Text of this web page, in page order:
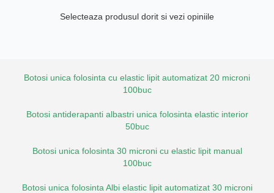
Selecteaza produsul dorit si vezi opiniile
Botosi unica folosinta cu elastic lipit automatizat 20 microni
100buc
Botosi antiderapanti albastri unica folosinta elastic interior
50buc
Botosi unica folosinta 30 microni cu elastic lipit manual
100buc
Botosi unica folosinta Albi elastic lipit automatizat 30 microni